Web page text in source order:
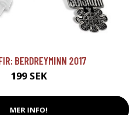
BERDREYMINN 2017
199 SEK
MER INFO!